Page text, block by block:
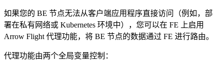
如果您的 BE 节点无法从客户端应用程序直接访问（例如，部
署在私有网络或 Kubernetes 环境中），您可以在 FE 上启用
Arrow Flight 代理功能，将 BE 节点的数据通过 FE 进行路由。
代理功能由两个全局变量控制：